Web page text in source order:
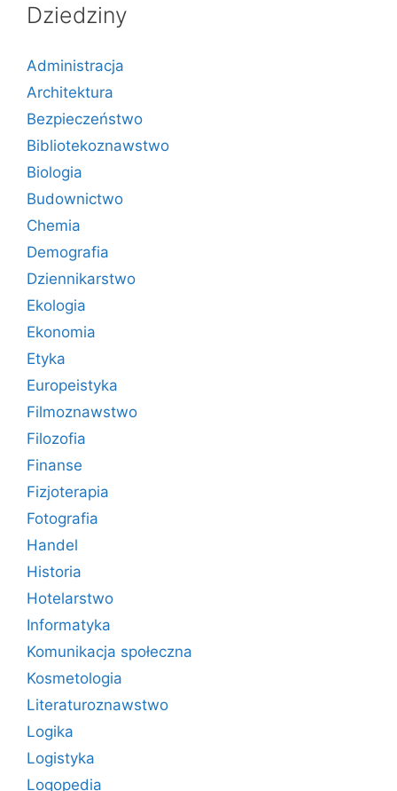
Dziedziny
Administracja
Architektura
Bezpieczeństwo
Bibliotekoznawstwo
Biologia
Budownictwo
Chemia
Demografia
Dziennikarstwo
Ekologia
Ekonomia
Etyka
Europeistyka
Filmoznawstwo
Filozofia
Finanse
Fizjoterapia
Fotografia
Handel
Historia
Hotelarstwo
Informatyka
Komunikacja społeczna
Kosmetologia
Literaturoznawstwo
Logika
Logistyka
Logopedia